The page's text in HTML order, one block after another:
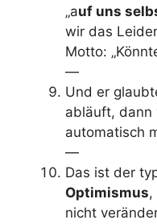
„auf uns
wir das
Motto:
—
Und er
abläuft, dann
automatisch
—
Das ist der
Optimismus,
nicht